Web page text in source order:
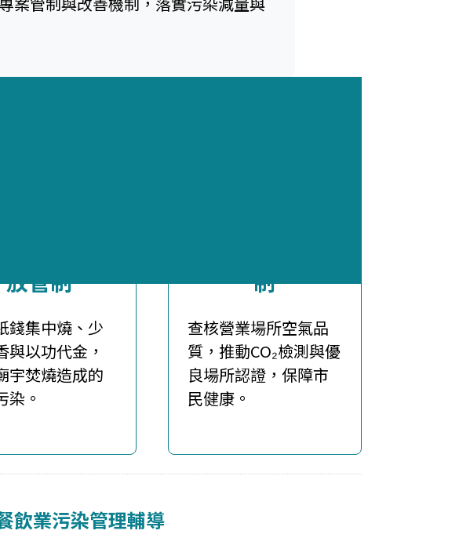
放管制
錢集中燒、少
與以功代金，
宇焚燒造成的
染。
制
查核營業場所空氣品
質，推動CO₂檢測與優
良場所認證，保障市
民健康。
飲業污染管理輔導